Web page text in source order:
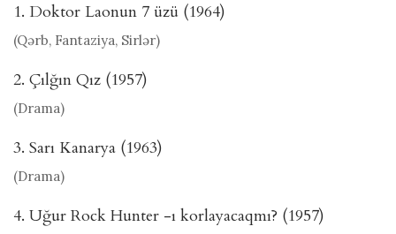
1. Doktor Laonun 7 üzü (1964)
(Qərb, Fantaziya, Sirlər)
2. Çılğın Qız (1957)
(Drama)
3. Sarı Kanarya (1963)
(Drama)
4. Uğur Rock Hunter -ı korlayacaqmı? (1957)